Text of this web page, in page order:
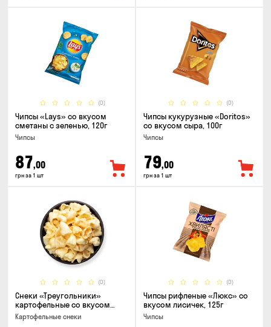
(0)
Чипсы «Lays» со вкусом
сметаны с зеленью, 120г
Чипсы
87,00
грн за 1 шт
(0)
Чипсы кукурузные «Doritos»
со вкусом сыра, 100г
Чипсы
79,00
грн за 1 шт
(0)
Снеки «Треугольники»
картофельные со вкусом
сметаны с луком
Картофельные снеки
(0)
Чипсы рифленые «Люкс» со
вкусом лисичек, 125г
Чипсы